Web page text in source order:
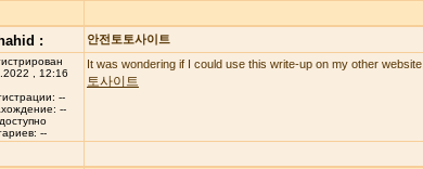
: 안전토토사이트
, 12:16
--
--
--
It was wondering if I could use this write-up on my other
토사이트